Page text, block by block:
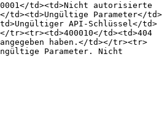
td><td>Nicht autorisierte
Parameter</td>
API-Schlüssel</td>
td><td>404
haben.</td></tr><tr>
Parameter. Nicht